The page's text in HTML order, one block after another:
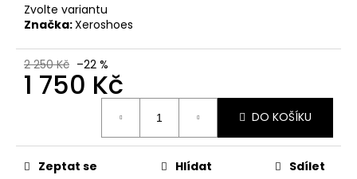
Zvolte variantu
Značka:Xeroshoes
2 250 Kč –22 %
1 750 Kč
DO KOŠÍKU
Zeptat se Hlídat Sdílet
o
u
č